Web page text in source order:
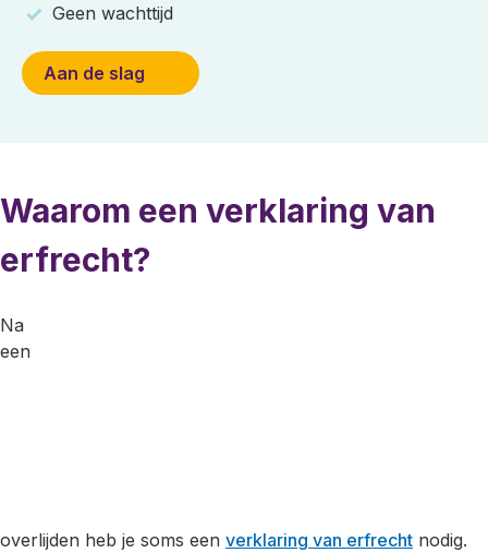
Geen wachttijd
Aan de slag
Waarom een verklaring van
erfrecht?
Na
een
overlijden heb je soms een verklaring van erfrecht nodig.